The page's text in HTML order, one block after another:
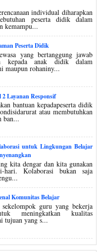
individual diharapkan
peserta didik dalam
kemampu...
Peserta Didik
yang bertanggung jawab
kepada anak didik dalam
maupun rohaniny...
2 Layanan Responsif
bantuan kepadapeserta didik
atau membutuhkan
ban...
untuk Lingkungan Belajar
kita dengar dan kita gunakan
hari. Kolaborasi bukan saja
Komunitas Belajar
guru yang bekerja
meningkatkan kualitas
tujuan yang s...